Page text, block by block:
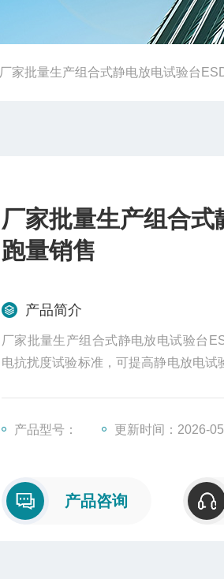
厂家批量生产组合式静电放电试验台
厂家批量生产组合
跑量销售
产品简介
厂家批量生产组合式静电放电试验台
电抗扰度试验标准，可提高静电放电
产品型号： 更新时间：2026-
产品咨询